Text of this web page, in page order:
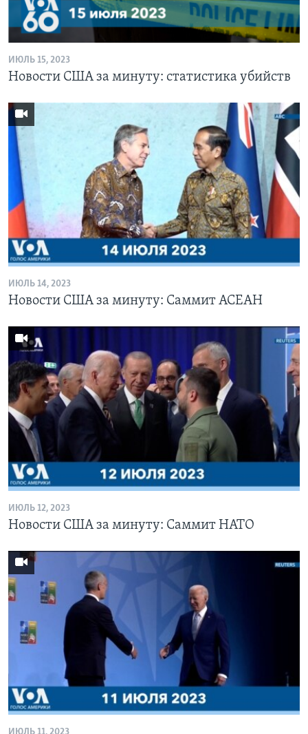
Learning English
СОЦИАЛЬНЫЕ СЕТИ
Языки
ИЮЛЬ 15, 2023
Новости США за минуту: статистика убийств
ИЮЛЬ 14, 2023
Новости США за минуту: Саммит АСЕАН
ИЮЛЬ 12, 2023
Новости США за минуту: Саммит НАТО